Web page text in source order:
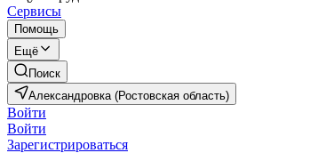
Сервисы
Помощь
Ещё
Поиск
Александровка (Ростовская область)
Войти
Войти
Зарегистрироваться